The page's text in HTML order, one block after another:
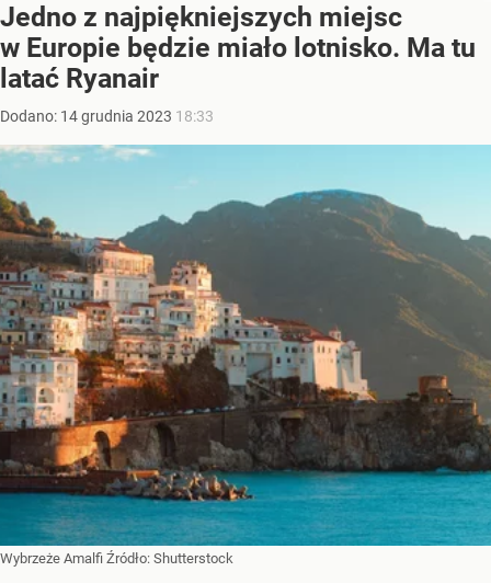
Jedno z najpiękniejszych miejsc
w Europie będzie miało lotnisko. Ma tu
latać Ryanair
Dodano: 14grudnia 2023 18:33
Wybrzeże Amalfi Źródło: Shutterstock